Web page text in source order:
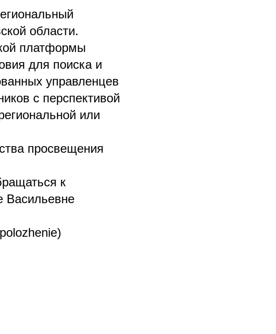
области.
платформы
для поиска и
управленцев
с перспективой
или
просвещения
к
Васильевне